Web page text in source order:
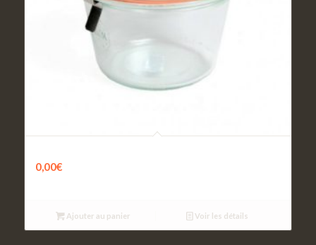
0,00€
Ajouter au panier Voir les détails